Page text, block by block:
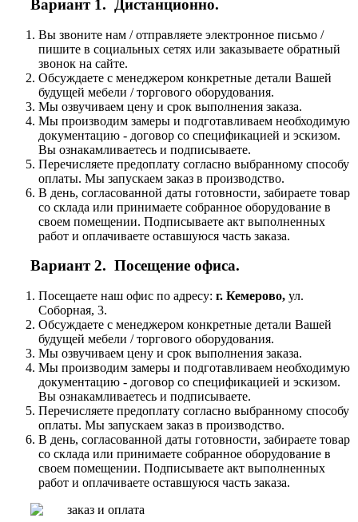
Вариант 1. Дистанционно.
Вы звоните нам / отправляете электронное письмо /
пишите в социальных сетях или заказываете обратный
звонок на сайте.
Обсуждаете с менеджером конкретные детали Вашей
будущей мебели / торгового оборудования.
Мы озвучиваем цену и срок выполнения заказа.
Мы производим замеры и подготавливаем необходимую
документацию - договор со спецификацией и эскизом.
Вы ознакамливаетесь и подписываете.
Перечисляете предоплату согласно выбранному способу
оплаты. Мы запускаем заказ в производство.
В день, согласованной даты готовности, забираете товар
со склада или принимаете собранное оборудование в
своем помещении. Подписываете акт выполненных
работ и оплачиваете оставшуюся часть заказа.
Вариант 2. Посещение офиса.
Посещаете наш офис по адресу: г. Кемерово, ул.
Соборная, 3.
Обсуждаете с менеджером конкретные детали Вашей
будущей мебели / торгового оборудования.
Мы озвучиваем цену и срок выполнения заказа.
Мы производим замеры и подготавливаем необходимую
документацию - договор со спецификацией и эскизом.
Вы ознакамливаетесь и подписываете.
Перечисляете предоплату согласно выбранному способу
оплаты. Мы запускаем заказ в производство.
В день, согласованной даты готовности, забираете товар
со склада или принимаете собранное оборудование в
своем помещении. Подписываете акт выполненных
работ и оплачиваете оставшуюся часть заказа.